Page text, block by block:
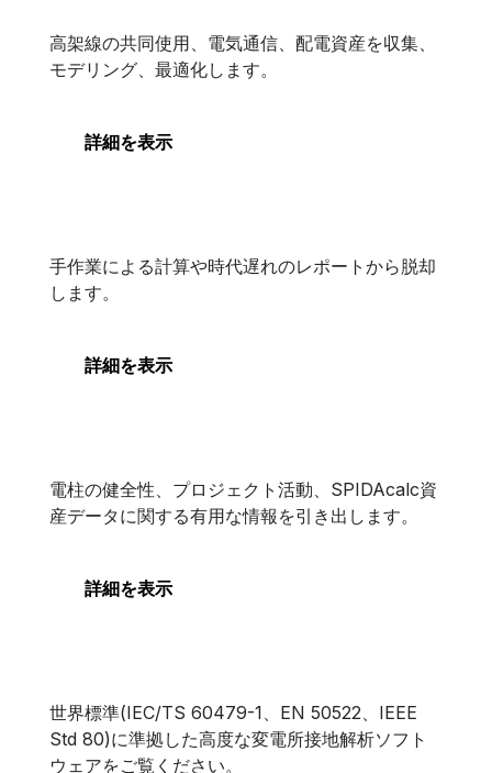
SPIDAcalc
高架線の共同使用、電気通信、配電資産を収集、
モデリング、最適化します。
詳細を表示
SPIDAsilk
手作業による計算や時代遅れのレポートから脱却
します。
詳細を表示
SPIDAstudio
電柱の健全性、プロジェクト活動、SPIDAcalc資
産データに関する有用な情報を引き出します。
詳細を表示
XGSLab 接地
世界標準(IEC/TS 60479-1、EN 50522、IEEE
Std 80)に準拠した高度な変電所接地解析ソフト
ウェアをご覧ください。